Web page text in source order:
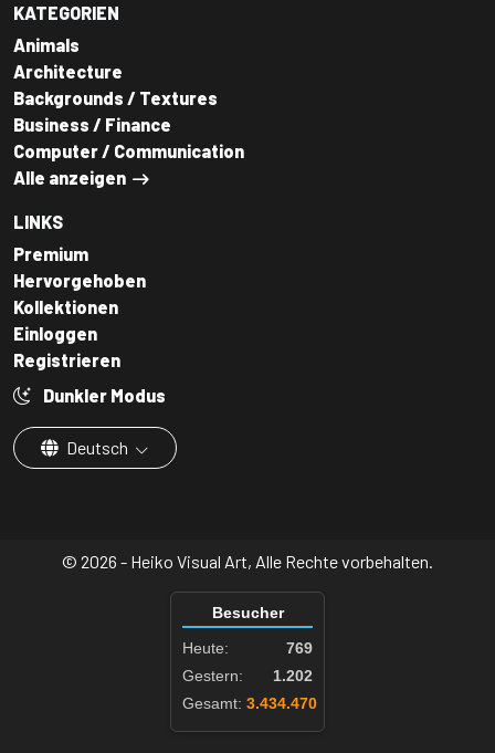
KATEGORIEN
Animals
Architecture
Backgrounds / Textures
Business / Finance
Computer / Communication
Alle anzeigen
LINKS
Premium
Hervorgehoben
Kollektionen
Einloggen
Registrieren
Dunkler Modus
Deutsch
© 2026 - Heiko Visual Art, Alle Rechte vorbehalten.
Besucher
Heute:
769
Gestern:
1.202
Gesamt: 3.434.470